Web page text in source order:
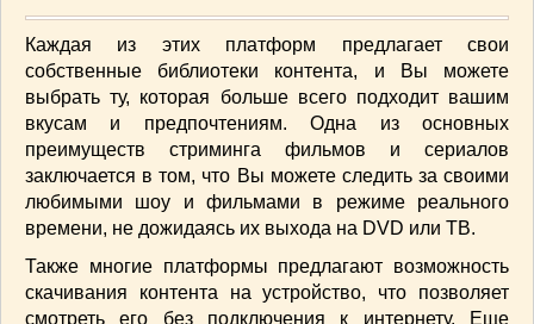
Каждая из этих платформ предлагает свои
собственные библиотеки контента, и Вы можете
выбрать ту, которая больше всего подходит вашим
вкусам и предпочтениям. Одна из основных
преимуществ стриминга фильмов и сериалов
заключается в том, что Вы можете следить за своими
любимыми шоу и фильмами в режиме реального
времени, не дожидаясь их выхода на DVD или ТВ.
Также многие платформы предлагают возможность
скачивания контента на устройство, что позволяет
смотреть его без подключения к интернету. Еще